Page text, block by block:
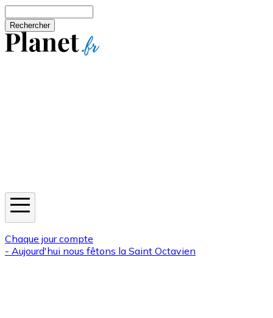
Chaque jour compte
- Aujourd'hui nous fêtons la Saint Octavien